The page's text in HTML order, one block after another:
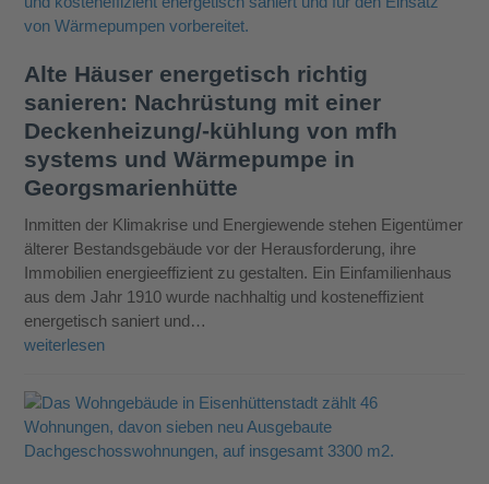
Alte Häuser energetisch richtig
sanieren: Nachrüstung mit einer
Deckenheizung/-kühlung von mfh
systems und Wärmepumpe in
Georgsmarienhütte
Inmitten der Klimakrise und Energiewende stehen Eigentümer
älterer Bestandsgebäude vor der Herausforderung, ihre
Immobilien energieeffizient zu gestalten. Ein Einfamilienhaus
aus dem Jahr 1910 wurde nachhaltig und kosteneffizient
energetisch saniert und…
weiterlesen